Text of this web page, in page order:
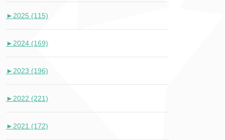
► 2025 (115)
► 2024 (169)
► 2023 (196)
► 2022 (221)
► 2021 (172)